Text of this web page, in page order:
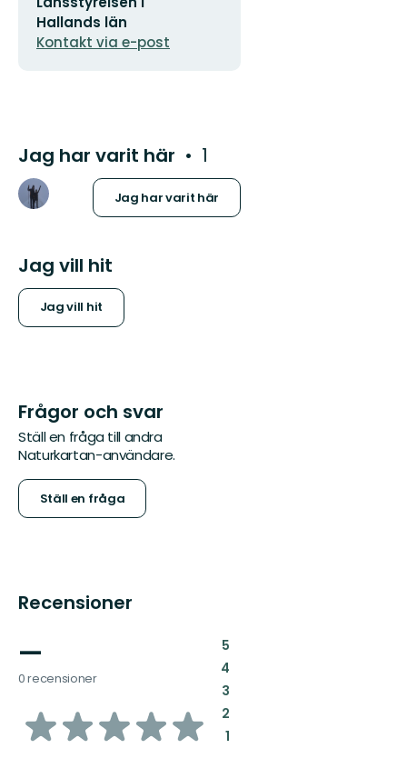
Hallands län
Kontakt via e-post
Jag har varit här 1
Jag har varit här
Jag vill hit
Jag vill hit
Frågor och svar
Ställ en fråga till andra
Naturkartan-användare.
Ställ en fråga
Recensioner
—
0 recensioner
av
5:
4:
3:
2:
1: